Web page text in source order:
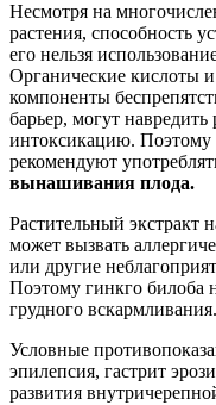
Несмотря на
растения, способность
его нельзя
Органические кислоты
компоненты
барьер, могут навредить
интоксикацию. Поэтому
рекомендуют
вынашивания плода.
Растительный экстракт
может вызвать
или другие
Поэтому гинкго билоба
грудного вскармливания.
Условные
эпилепсия, гастрит
развития